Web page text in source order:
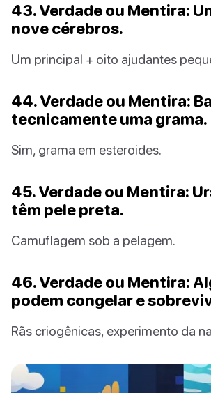
43. Verdade ou Mentira:
nove cérebros.
Um principal + oito ajudantes
44. Verdade ou Mentira:
tecnicamente uma grama.
Sim, grama em esteroides.
45. Verdade ou Mentira:
têm pele preta.
Camuflagem sob a pelagem.
46. Verdade ou Mentira:
podem congelar e
Rãs criogênicas, experimento da